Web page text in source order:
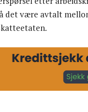
det være avtalt